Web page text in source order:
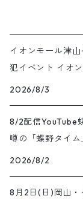
イオンモール津
犯イベント イオ
した
2026/8/3
8/2配信YouTube
噂の「蝶野タイ
2026/8/2
8月2日(日)岡山・